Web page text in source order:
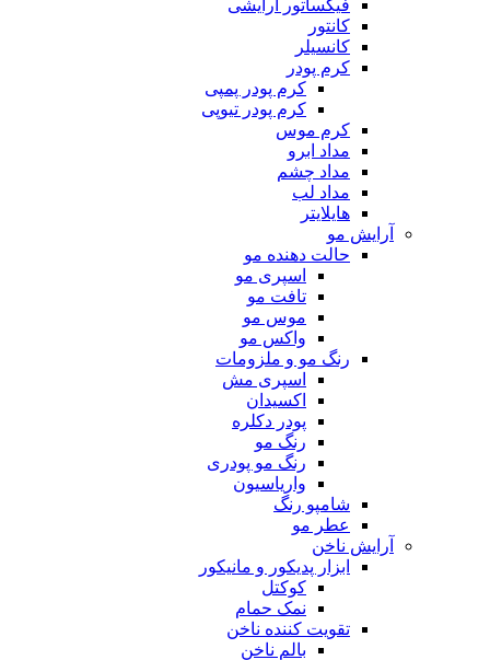
فیکساتور آرایشی
کانتور
کانسیلر
کرم پودر
کرم پودر پمپی
کرم پودر تیوپی
کرم موس
مداد ابرو
مداد چشم
مداد لب
هایلایتر
آرایش مو
حالت دهنده مو
اسپری مو
تافت مو
موس مو
واکس مو
رنگ مو و ملزومات
اسپری مش
اکسیدان
پودر دکلره
رنگ مو
رنگ مو پودری
واریاسیون
شامپو رنگ
عطر مو
آرایش ناخن
ابزار پدیکور و مانیکور
کوکتل
نمک حمام
تقویت کننده ناخن
بالم ناخن